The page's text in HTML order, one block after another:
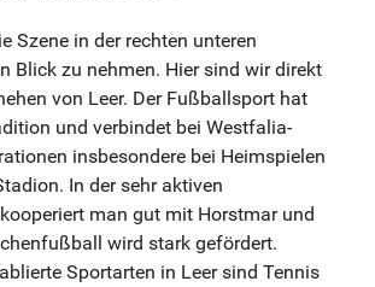
Szene in der rechten unteren
Blick zu nehmen. Hier sind wir direkt
von Leer. Der Fußballsport hat
und verbindet bei Westfalia-
insbesondere bei Heimspielen
In der sehr aktiven
man gut mit Horstmar und
wird stark gefördert.
Sportarten in Leer sind Tennis